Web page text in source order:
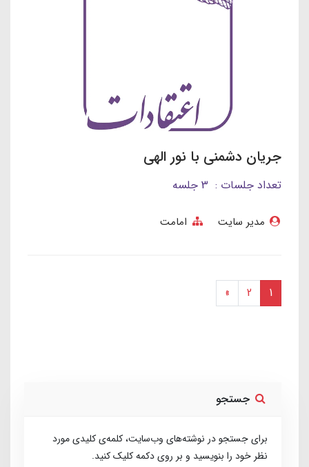
جریان دشمنی با نور الهی
تعداد جلسات : 3 جلسه
مدیر سایت امامت
1
2
»
جستجو
برای جستجو در نوشته‌های وب‌سایت، کلمه‌ی کلیدی مورد
نظر خود را بنویسید و بر روی دکمه کلیک کنید.